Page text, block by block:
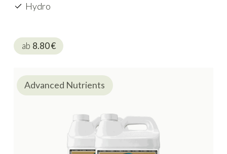
Hydro
ab 8.80€
Advanced Nutrients